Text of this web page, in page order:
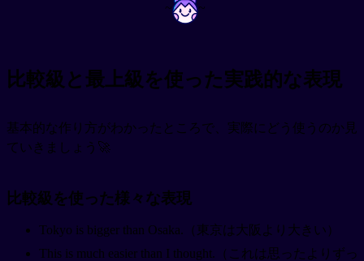
~ ~
比較級と最上級を使った実践的な表現
基本的な作り方がわかったところで、実際にどう使うのか見
ていきましょう🚀
比較級を使った様々な表現
Tokyo is bigger than Osaka.（東京は大阪より大きい）
This is much easier than I thought.（これは思ったよりずっ